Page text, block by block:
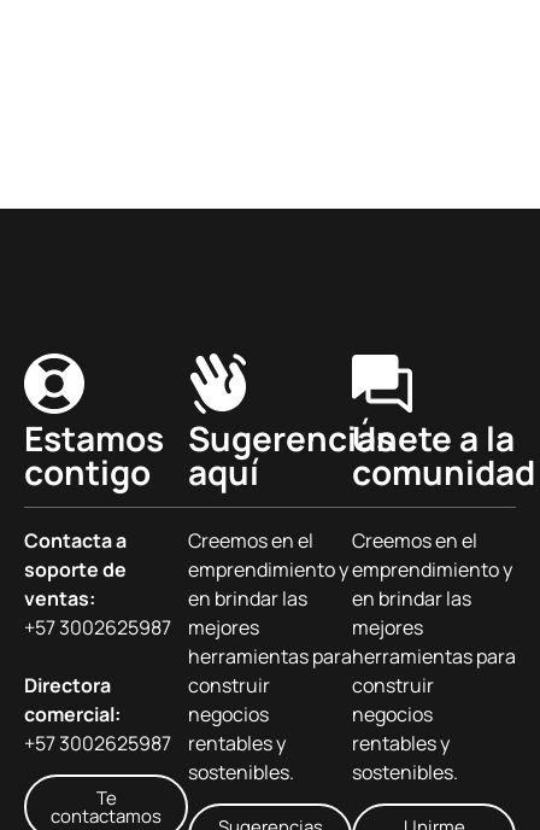
Estamos
contigo
Contacta a
soporte de
ventas:
+57 3002625987
Directora
comercial:
+57 3002625987
Te
contactamos
Sugerencias
aquí
Creemos en el
emprendimiento y
en brindar las
mejores
herramientas para
construir
negocios
rentables y
sostenibles.
Únete a la
comunidad
Creemos en el
emprendimiento y
en brindar las
mejores
herramientas para
construir
negocios
rentables y
sostenibles.